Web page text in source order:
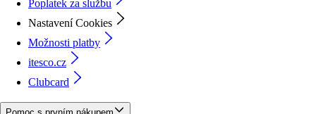
Poplatek za službu
Nastavení Cookies
Možnosti platby
itesco.cz
Clubcard